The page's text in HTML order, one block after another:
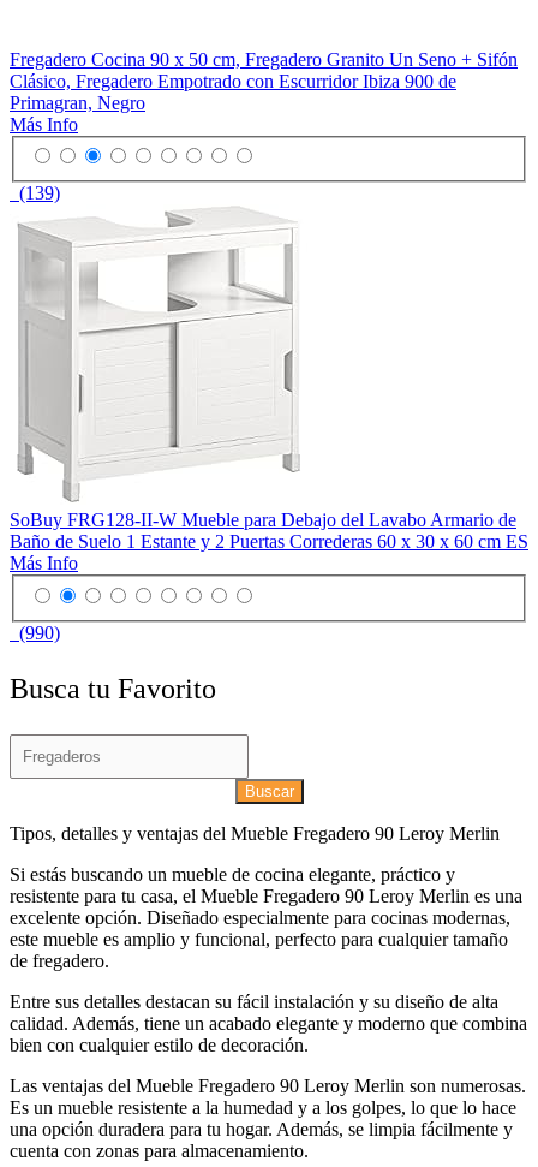
Fregadero Cocina 90 x 50 cm, Fregadero Granito Un Seno + Sifón
Clásico, Fregadero Empotrado con Escurridor Ibiza 900 de
Primagran, Negro
Más Info
(139)
SoBuy FRG128-II-W Mueble para Debajo del Lavabo Armario de
Baño de Suelo 1 Estante y 2 Puertas Correderas 60 x 30 x 60 cm ES
Más Info
(990)
Busca tu Favorito
Buscar
Tipos, detalles y ventajas del Mueble Fregadero 90 Leroy Merlin
Si estás buscando un mueble de cocina elegante, práctico y
resistente para tu casa, el Mueble Fregadero 90 Leroy Merlin es una
excelente opción. Diseñado especialmente para cocinas modernas,
este mueble es amplio y funcional, perfecto para cualquier tamaño
de fregadero.
Entre sus detalles destacan su fácil instalación y su diseño de alta
calidad. Además, tiene un acabado elegante y moderno que combina
bien con cualquier estilo de decoración.
Las ventajas del Mueble Fregadero 90 Leroy Merlin son numerosas.
Es un mueble resistente a la humedad y a los golpes, lo que lo hace
una opción duradera para tu hogar. Además, se limpia fácilmente y
cuenta con zonas para almacenamiento.